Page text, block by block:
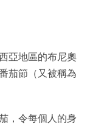
亞地區的布尼奧
茄節（又被稱為
，令每個人的身